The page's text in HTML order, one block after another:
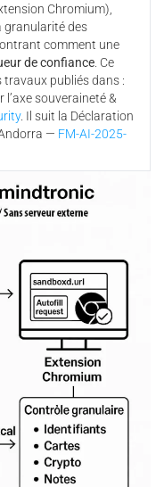
Chromium),
granularité des
comment une
de confiance. Ce
publiés dans :
l’axe souveraineté &
. Il suit la Déclaration
— FM-AI-2025-